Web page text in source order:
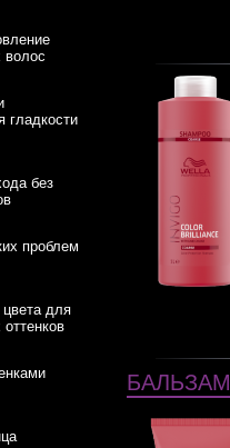
волос
гладкости
без
проблем
для
БАЛЬЗАМ